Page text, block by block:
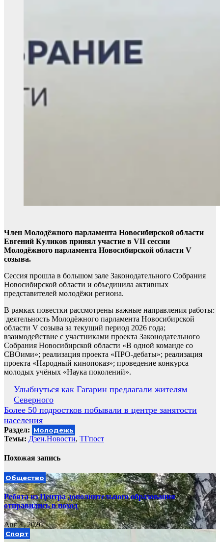
Член Молодёжного парламента Новосибирской области
Евгений Куликов принял участие в VII сессии
Молодёжного парламента Новосибирской области V
созыва.
Сессия прошла в большом зале Законодательного Собрания
Новосибирской области и объединила активных
представителей молодёжи региона.
В рамках повестки рассмотрены важные направления работы:
деятельность Молодёжного парламента Новосибирской
области V созыва за текущий период 2026 года;
взаимодействие с участниками проекта Законодательного
Собрания Новосибирской области «В одной команде со
СВОими»; реализация проекта «ПРО-дебаты»; реализация
проекта «Народный кинопоказ»; проведение конкурса
молодых учёных «Наука поколений».
Навигация
по
записям
Улыбнуться как Гагарин предлагали жителям
Северного
Более 50 подростков побывали в центре занятости
населения
Раздел: Молодежь
Темы: Дзен.Новости, ТГпост
Похожая запись
Общество
Ребята из Центра дополнительного образования
отправились в поход
Авг 4, 2026
Спорт